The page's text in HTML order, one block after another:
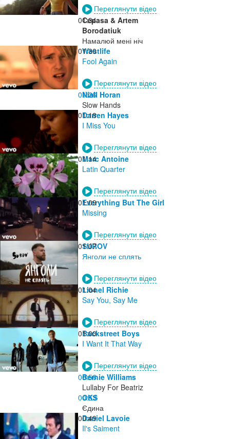
Переглянути відео
01:34
Cepasa & Artem
Borodatiuk
Намалюй мені ніч
01:30
Westlife
Fool Again
Переглянути відео
01:26
Niall Horan
Slow Hands
01:18
Darren Hayes
I Miss You
Переглянути відео
01:14
Marc Antoine
Latin Quarter
Переглянути відео
01:09
Everything But The Girl
Missing
Переглянути відео
01:07
SUROV
Янголи не сплять
Переглянути відео
01:04
Lionel Richie
Say You, Say Me
Переглянути відео
01:00
Backstreet Boys
I Want It That Way
Переглянути відео
00:56
Bernie Williams
Lullaby For Beatriz
00:53
OKS
Єдина
00:49
Daniel Lavoie
Il's Saiment